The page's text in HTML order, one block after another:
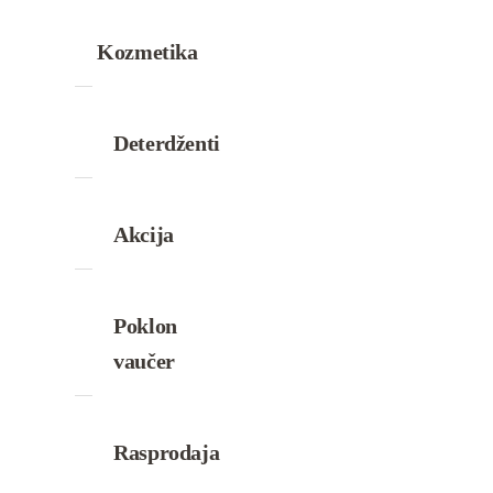
Kozmetika
Deterdženti
Akcija
Poklon
vaučer
Rasprodaja